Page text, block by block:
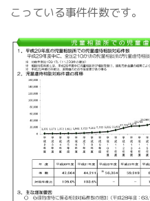
こっている事件件数です。